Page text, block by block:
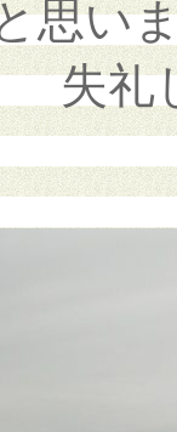
思い
失礼